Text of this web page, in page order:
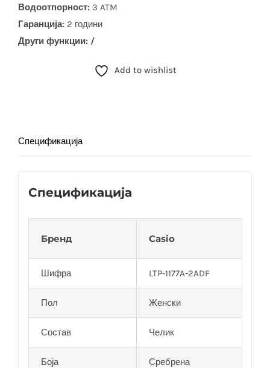
Водоотпорност: 3 ATM
Гаранција: 2 години
Други функции: /
Add to wishlist
Спецификација
Спецификација
Бренд Casio
Шифра LTP-1177A-2ADF
Пол Женски
Состав Челик
Боја Сребрена